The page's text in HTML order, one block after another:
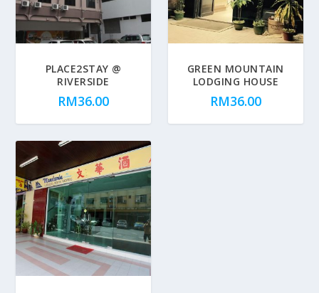
PLACE2STAY @
RIVERSIDE
RM36.00
GREEN MOUNTAIN
LODGING HOUSE
RM36.00